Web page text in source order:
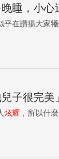
睡，小心
乎在讚揚大家
子很完美
炫耀 ，所以什